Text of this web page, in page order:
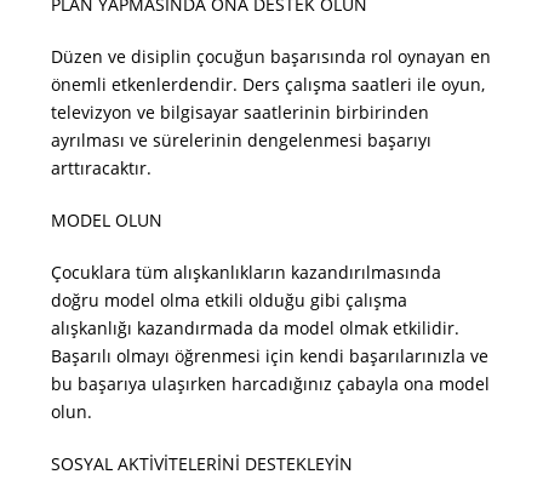
Düzen ve disiplin çocuğun başarısında rol oynayan en
önemli etkenlerdendir. Ders çalışma saatleri ile oyun,
televizyon ve bilgisayar saatlerinin birbirinden
ayrılması ve sürelerinin dengelenmesi başarıyı
arttıracaktır.
MODEL OLUN
Çocuklara tüm alışkanlıkların kazandırılmasında
doğru model olma etkili olduğu gibi çalışma
alışkanlığı kazandırmada da model olmak etkilidir.
Başarılı olmayı öğrenmesi için kendi başarılarınızla ve
bu başarıya ulaşırken harcadığınız çabayla ona model
olun.
SOSYAL AKTİVİTELERİNİ DESTEKLEYİN